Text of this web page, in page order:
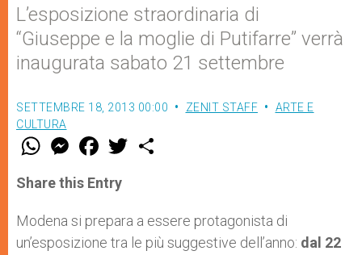
L’esposizione straordinaria di
“Giuseppe e la moglie di Putifarre” verrà
inaugurata sabato 21 settembre
SETTEMBRE 18, 2013 00:00 ZENIT STAFF
ARTE E
CULTURA
W
t
s
p
p
M
e
s
e
g
e
r
F
a
e
b
o
k
w
r
Share this Entry
Modena si prepara a essere protagonista di
un’esposizione tra le più suggestive dell’anno: dal 22